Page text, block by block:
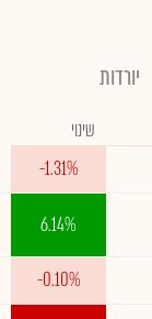
יורדות
שינוי
-1.31%
6.14%
-0.10%